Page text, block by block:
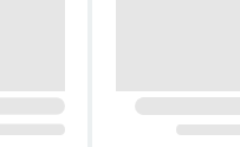
درباره کتاب
این کتاب وجود